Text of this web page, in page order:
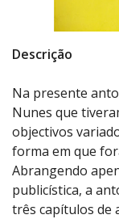
Descrição
Na presente
Nunes que
objectivos
forma em que
Abrangendo
publicística, a
três capítulos de